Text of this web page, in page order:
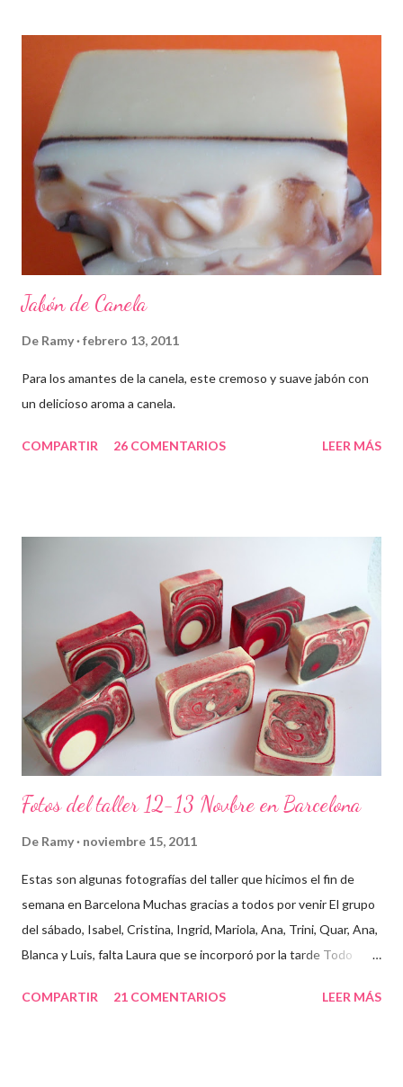
Jabón de Canela
De Ramy febrero 13, 2011
Para los amantes de la canela, este cremoso y suave jabón con
un delicioso aroma a canela.
COMPARTIR 26 COMENTARIOS LEER MÁS
Fotos del taller 12-13 Novbre en Barcelona
De Ramy noviembre 15, 2011
Estas son algunas fotografías del taller que hicimos el fin de
semana en Barcelona Muchas gracias a todos por venir El grupo
del sábado, Isabel, Cristina, Ingrid, Mariola, Ana, Trini, Quar, Ana,
Blanca y Luis, falta Laura que se incorporó por la tarde Todo
primero un poco de teórica para tener claro lo que tenemos que
COMPARTIR 21 COMENTARIOS LEER MÁS